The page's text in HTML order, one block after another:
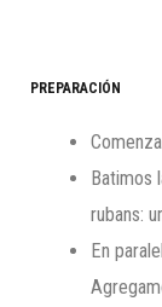
PREPARACIÓN
Batimos
rubans:
En